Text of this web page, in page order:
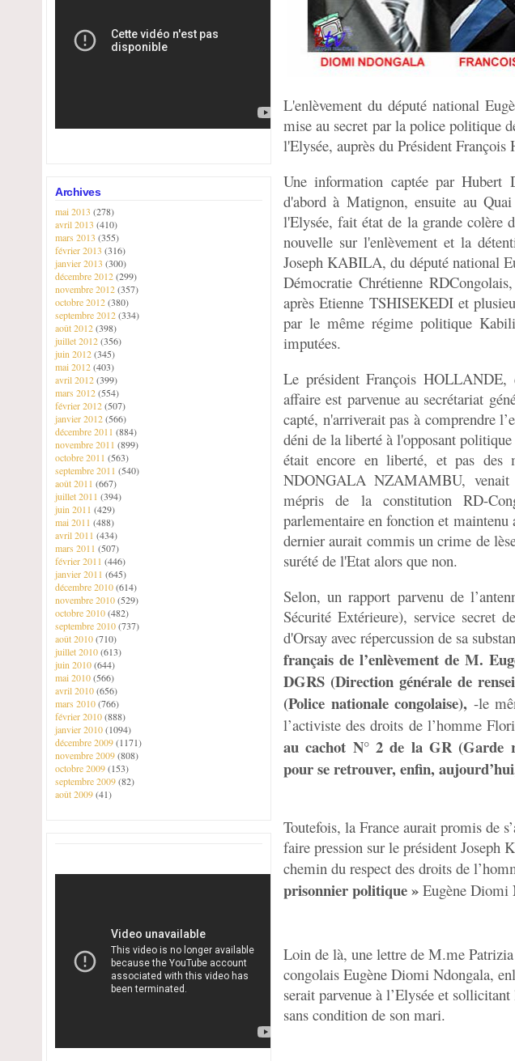
Archives
mai 2013 (278)
avril 2013 (410)
mars 2013 (355)
février 2013 (316)
janvier 2013 (300)
décembre 2012(299)
novembre 2012(357)
octobre 2012(380)
septembre 2012(334)
août 2012(398)
juillet 2012(356)
juin 2012(345)
mai 2012(403)
avril 2012(399)
mars 2012(554)
février 2012(507)
janvier 2012(566)
décembre 2011 (884)
novembre 2011 (899)
octobre 2011 (563)
septembre 2011 (540)
août 2011 (667)
juillet 2011 (394)
juin 2011 (429)
mai 2011 (488)
avril 2011 (434)
mars 2011 (507)
février 2011 (446)
janvier 2011 (645)
décembre 2010(614)
novembre 2010(529)
octobre 2010(482)
septembre 2010(737)
août 2010(710)
juillet 2010(613)
juin 2010(644)
mai 2010(566)
avril 2010(656)
mars 2010(766)
février 2010(888)
janvier 2010(1094)
décembre 2009(1171)
novembre 2009(808)
octobre 2009(153)
septembre 2009(82)
août 2009(41)
L'enlèvement du député national
mise au secret par la police politique
l'Elysée, auprès du Président
Une information captée par Hubert
d'abord à Matignon, ensuite au
l'Elysée, fait état de la grande colère
nouvelle sur l'enlèvement et la
Joseph KABILA, du député national
Démocratie Chrétienne
après Etienne TSHISEKEDI et
par le même régime politique
imputées.
Le président François
affaire est parvenue au secrétariat
capté, n'arriverait pas à comprendre
déni de la liberté à l'opposant
était encore en liberté, et pas des
NDONGALA NZAMAMBU, venait
mépris de la constitution RD-
parlementaire en fonction et
dernier aurait commis un crime de
surété de l'Etat alors que non.
Selon, un rapport parvenu de
Sécurité Extérieure), service secret
d'Orsay avec répercussion de sa
français de l’enlèvement de M.
DGRS (Direction générale de
(Police nationale congolaise), -le
l’activiste des droits de l’homme
au cachot N° 2 de la GR (Garde
pour se retrouver, enfin,
Toutefois, la France aurait promis de
faire pression sur le président Joseph
chemin du respect des droits de
prisonnier politique » Eugène Diomi
Loin de là, une lettre de M.me
congolais Eugène Diomi Ndongala,
serait parvenue à l’Elysée et
sans condition de son mari.